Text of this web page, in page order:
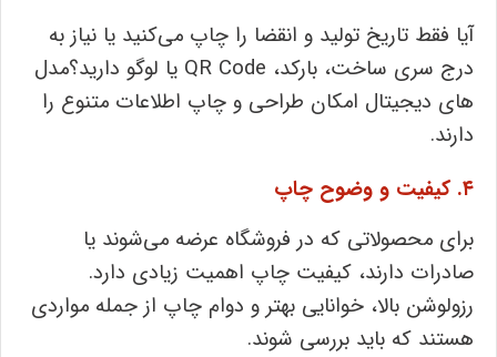
آیا فقط تاریخ تولید و انقضا را چاپ می‌کنید یا نیاز به
درج سری ساخت، بارکد، QR Code یا لوگو دارید؟مدل‌
های دیجیتال امکان طراحی و چاپ اطلاعات متنوع را
دارند.
برای محصولاتی که در فروشگاه عرضه می‌شوند یا
صادرات دارند، کیفیت چاپ اهمیت زیادی دارد.
رزولوشن بالا، خوانایی بهتر و دوام چاپ از جمله مواردی
هستند که باید بررسی شوند.